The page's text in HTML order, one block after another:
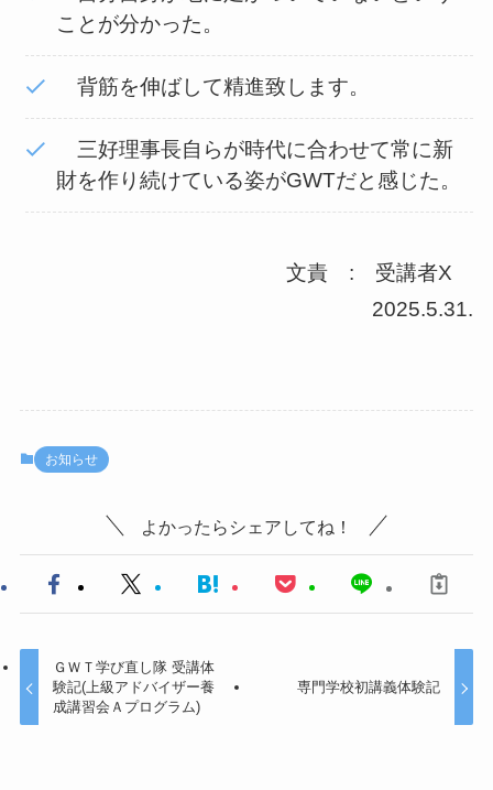
ことが分かった。
背筋を伸ばして精進致します。
三好理事長自らが時代に合わせて常に新
財を作り続けている姿がGWTだと感じた。
文責 : 受講者X
2025.5.31.
お知らせ
よかったらシェアしてね！
ＧＷＴ学び直し隊 受講体
験記(上級アドバイザー養
成講習会Ａプログラム)
専門学校初講義体験記